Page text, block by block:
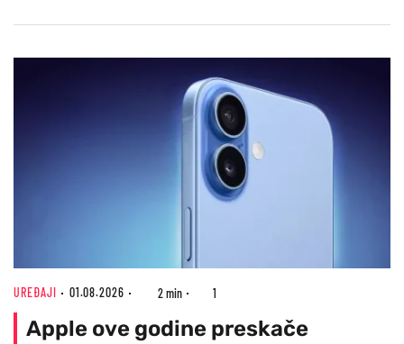
UREĐAJI 01.08.2026 2 min 1
Apple ove godine preskače